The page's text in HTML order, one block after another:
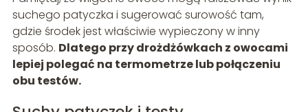
suchego patyczka i sugerować surowość tam,
gdzie środek jest właściwie wypieczony w inny
sposób. Dlatego przy drożdżówkach z owocami
lepiej polegać na termometrze lub połączeniu
obu testów.